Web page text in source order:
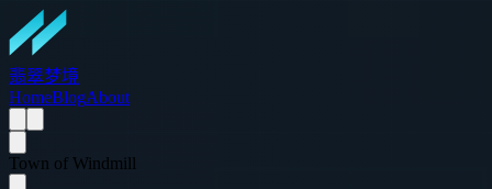
翡翠梦境
HomeBlogAbout
Town of Windmill